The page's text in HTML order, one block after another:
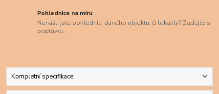
Pohlednice na míru
Nenašli jste pohlednici daného objektu, či lokality? Zadejte si
poptávku.
Kompletní specifikace